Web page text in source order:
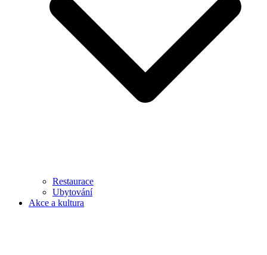
Restaurace
Ubytování
Akce a kultura